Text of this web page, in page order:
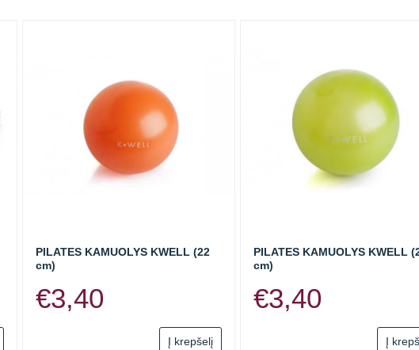
PILATES KAMUOLYS KWELL (22
cm)
€3,40
Į krepšelį
PILATES KAMUOLYS KWELL
cm)
€3,40
Į